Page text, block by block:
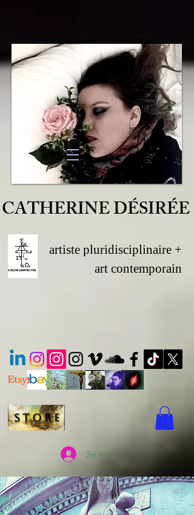
CATHERINE DÉSIRÉE
artiste pluridisciplinaire +
art contemporain
s t o r e
Se connecter